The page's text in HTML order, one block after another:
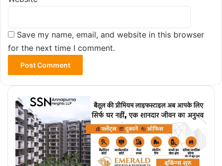
Save my name, email, and website in this browser
for the next time I comment.